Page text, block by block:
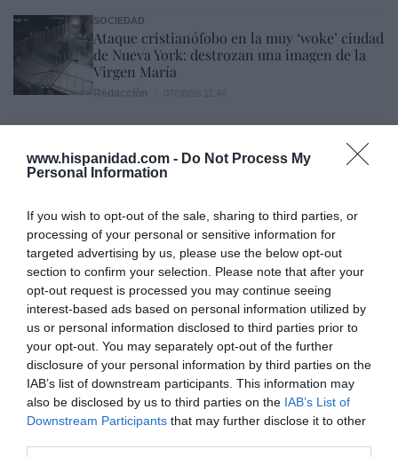
www.hispanidad.com - Do Not Process My
Personal Information
If you wish to opt-out of the sale, sharing to third parties, or
processing of your personal or sensitive information for
targeted advertising by us, please use the below opt-out
section to confirm your selection. Please note that after your
opt-out request is processed you may continue seeing
interest-based ads based on personal information utilized by
us or personal information disclosed to third parties prior to
your opt-out. You may separately opt-out of the further
disclosure of your personal information by third parties on the
IAB’s list of downstream participants. This information may
also be disclosed by us to third parties on the IAB’s List of
Downstream Participants that may further disclose it to other
SOCIEDAD
Ataque cristianófobo en la muy ‘woke’ ciudad
de Nueva York: destrozan una imagen de la
Virgen María
Marcelo Gullo: “El trabajo de desmitificar la
historia, de poner la verdadera, de
desmontar la falsificación, es un trabajo
cristiano"
por Hispanidad
Artículos anteriores
DIARIO DE LA CORRUPCIÓN SANCHISTA
Diario de la corrupción sanchista. Hazte
Oír se manifiesta delante de La Mareta:
“Pedro Sánchez es un criminal”
por Redacción